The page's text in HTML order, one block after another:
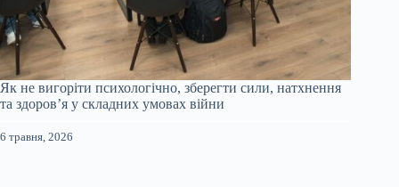
Як не вигоріти психологічно, зберегти сили, натхнення
та здоров’я у складних умовах війни
6 травня, 2026